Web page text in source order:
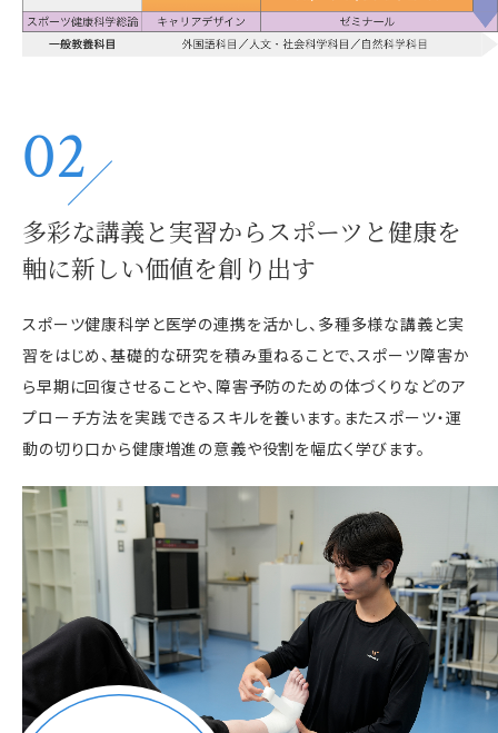
02
多彩な講義と実習からスポーツと健康を
軸に新しい価値を創り出す
スポーツ健康科学と医学の連携を活かし、多種多様な講義と実
習をはじめ、基礎的な研究を積み重ねることで、スポーツ障害か
ら早期に回復させることや、障害予防のための体づくりなどのア
プローチ方法を実践できるスキルを養います。またスポーツ・運
動の切り口から健康増進の意義や役割を幅広く学びます。